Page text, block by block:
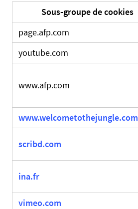
Sous-groupe de cookies
page.afp.com
youtube.com
www.afp.com
www.welcometothejungle.com
scribd.com
ina.fr
vimeo.com